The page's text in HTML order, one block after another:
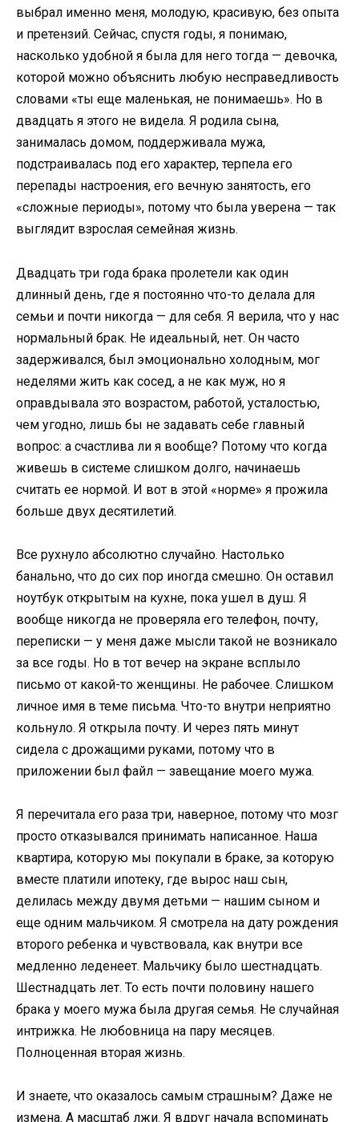
выбрал именно меня, молодую, красивую, без опыта
и претензий. Сейчас, спустя годы, я понимаю,
насколько удобной я была для него тогда — девочка,
которой можно объяснить любую несправедливость
словами «ты еще маленькая, не понимаешь». Но в
двадцать я этого не видела. Я родила сына,
занималась домом, поддерживала мужа,
подстраивалась под его характер, терпела его
перепады настроения, его вечную занятость, его
«сложные периоды», потому что была уверена — так
выглядит взрослая семейная жизнь.
Двадцать три года брака пролетели как один
длинный день, где я постоянно что-то делала для
семьи и почти никогда — для себя. Я верила, что у нас
нормальный брак. Не идеальный, нет. Он часто
задерживался, был эмоционально холодным, мог
неделями жить как сосед, а не как муж, но я
оправдывала это возрастом, работой, усталостью,
чем угодно, лишь бы не задавать себе главный
вопрос: а счастлива ли я вообще? Потому что когда
живешь в системе слишком долго, начинаешь
считать ее нормой. И вот в этой «норме» я прожила
больше двух десятилетий.
Все рухнуло абсолютно случайно. Настолько
банально, что до сих пор иногда смешно. Он оставил
ноутбук открытым на кухне, пока ушел в душ. Я
вообще никогда не проверяла его телефон, почту,
переписки — у меня даже мысли такой не возникало
за все годы. Но в тот вечер на экране всплыло
письмо от какой-то женщины. Не рабочее. Слишком
личное имя в теме письма. Что-то внутри неприятно
кольнуло. Я открыла почту. И через пять минут
сидела с дрожащими руками, потому что в
приложении был файл — завещание моего мужа.
Я перечитала его раза три, наверное, потому что мозг
просто отказывался принимать написанное. Наша
квартира, которую мы покупали в браке, за которую
вместе платили ипотеку, где вырос наш сын,
делилась между двумя детьми — нашим сыном и
еще одним мальчиком. Я смотрела на дату рождения
второго ребенка и чувствовала, как внутри все
медленно леденеет. Мальчику было шестнадцать.
Шестнадцать лет. То есть почти половину нашего
брака у моего мужа была другая семья. Не случайная
интрижка. Не любовница на пару месяцев.
Полноценная вторая жизнь.
И знаете, что оказалось самым страшным? Даже не
измена. А масштаб лжи. Я вдруг начала вспоминать